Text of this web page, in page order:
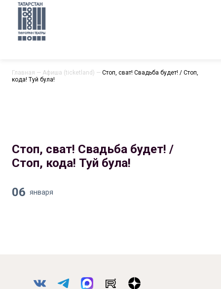
Главная — Афиша (ticketland) — Стоп, сват! Свадьба будет! / Стоп,
кода! Туй була!
Стоп, сват! Свадьба будет! /
Стоп, кода! Туй була!
06 января